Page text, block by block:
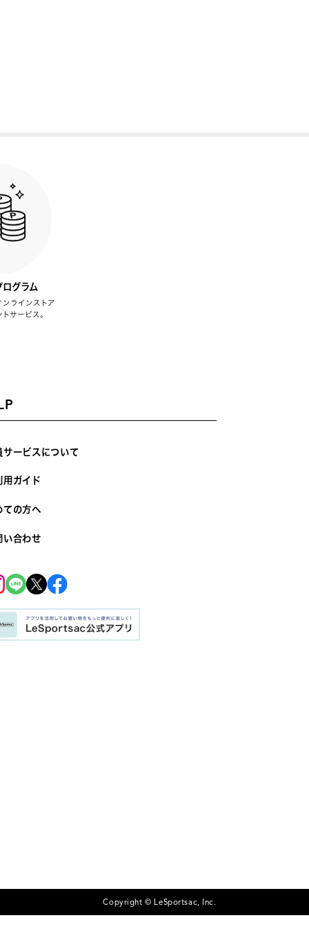
ログラム
ラインストア
サービス。
サービスについて
用ガイド
ての方へ
い合わせ
Copyright © LeSportsac, Inc.